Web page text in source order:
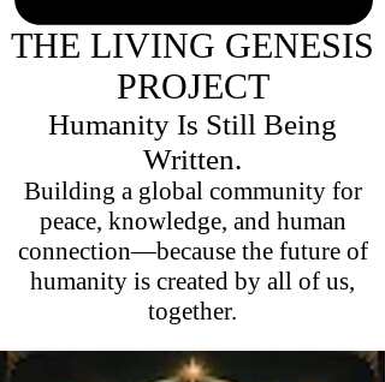
THE LIVING GENESIS
PROJECT
Humanity Is Still Being
Written.
Building a global community for
peace, knowledge, and human
connection—because the future of
humanity is created by all of us,
together.